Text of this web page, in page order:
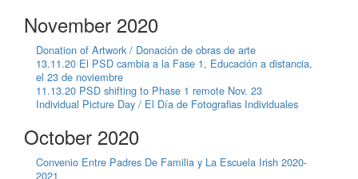
November 2020
Donation of Artwork / Donación de obras de arte
13.11.20 El PSD cambia a la Fase 1, Educación a distancia,
el 23 de noviembre
11.13.20 PSD shifting to Phase 1 remote Nov. 23
Individual Picture Day / El Día de Fotografias Individuales
October 2020
Convenio Entre Padres De Familia y La Escuela Irish 2020-
2021